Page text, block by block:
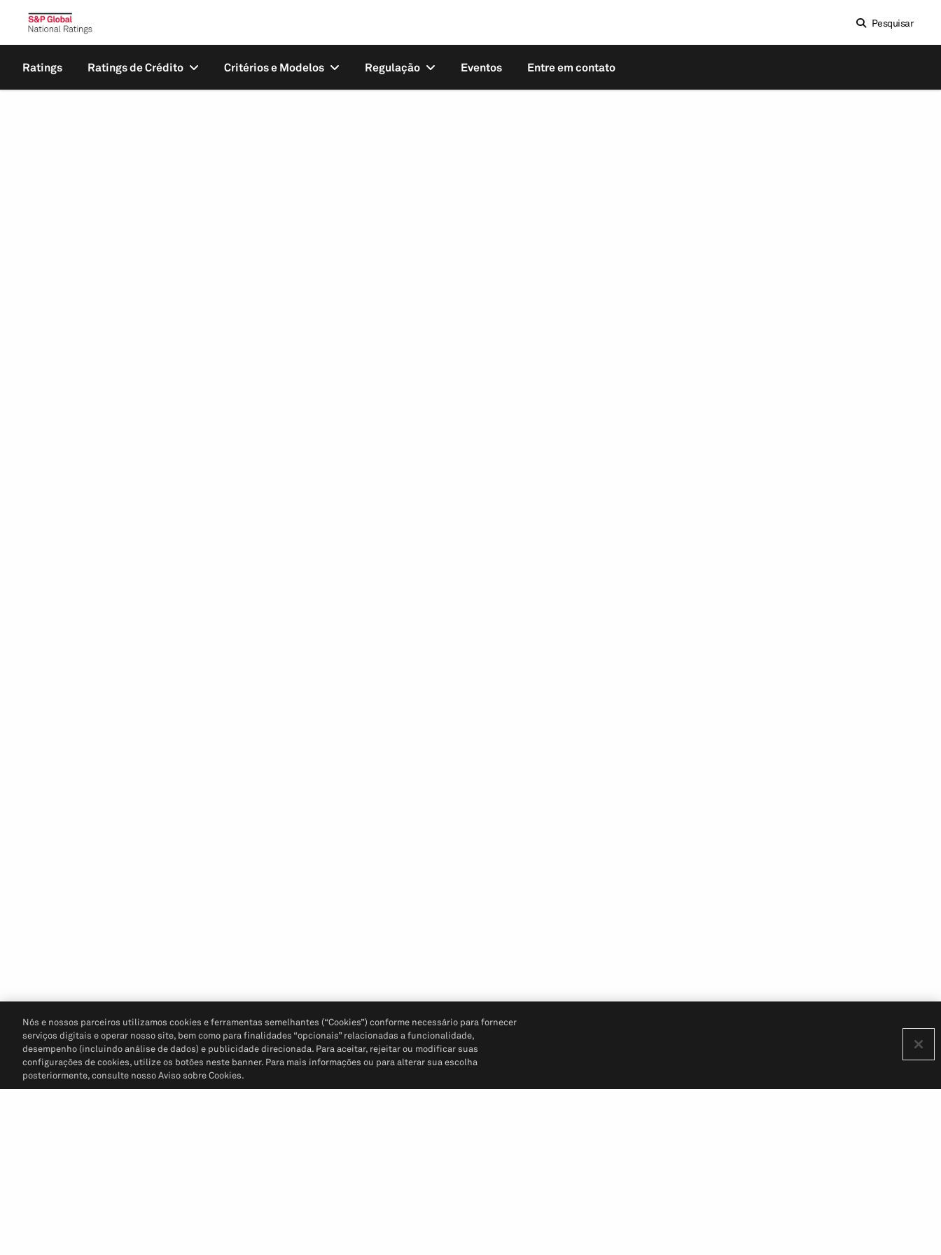
Pesquisar
Ratings Ratings de Crédito Critérios e Modelos Regulação Eventos Entre em contato
Nós e nossos parceiros utilizamos cookies e ferramentas semelhantes (“Cookies”) conforme necessário para fornecer
serviços digitais e operar nosso site, bem como para finalidades “opcionais” relacionadas a funcionalidade,
desempenho (incluindo análise de dados) e publicidade direcionada. Para aceitar, rejeitar ou modificar suas
configurações de cookies, utilize os botões neste banner. Para mais informações ou para alterar sua escolha
posteriormente, consulte nosso Aviso sobre Cookies.